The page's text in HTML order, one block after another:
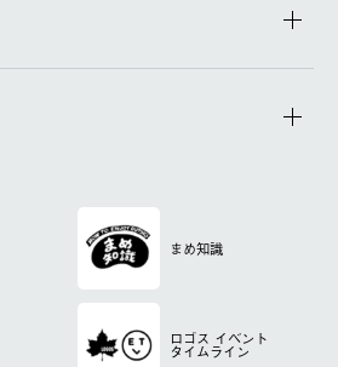
まめ知識
ロゴス イベント
タイムライン